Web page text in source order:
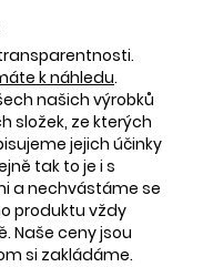
k náhledu.
našich výrobků
složek, ze kterých
jejich účinky
tak to je i s
a nechvástáme se
produktu vždy
Naše ceny jsou
si zakládáme.